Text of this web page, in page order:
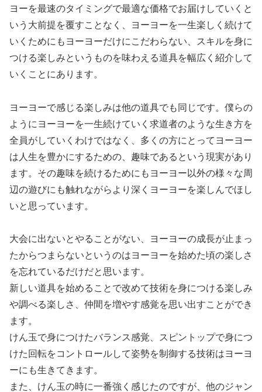
ヨーを最速のタイミングで最適な価格でお届けしていくと
いう大前提を覆すことなく、ヨーヨーを一生楽しく続けて
いくためにもヨーヨーだけにこだわらない、スキルを身に
つける楽しみというものを味わえる道具を幅広く紹介して
いくことにあります。
ヨーヨーで感じる楽しみは他の道具でも同じです。僕らの
ようにヨーヨーを一生続けていく求道者のような生き方を
全員がしていくわけではなく、多くの方にとってヨーヨー
は人生を豊かにするための、趣味であるという現実があり
ます。その趣味を続けるためにもヨーヨー以外の様々な周
辺の遊びにも触れながらより深くヨーヨーを楽しんでほし
いと思っています。
大会に出ないとやることがない、ヨーヨーの成長が止まっ
たからつまらないというのはヨーヨーを始めた頃の楽しさ
を忘れているだけだと思います。
新しい道具を始めることで改めて技術を身につける楽しみ
や調べる楽しさ、仲間を増やす感覚を思い出すことができ
ます。
けん玉で身につけたバランス感覚、スピントップで身につ
けた回転をコントロールして姿勢を制御する技術はヨーヨ
ーにも生きてきます。
また、けん玉の時に一番強く感じたのですが、他のジャン